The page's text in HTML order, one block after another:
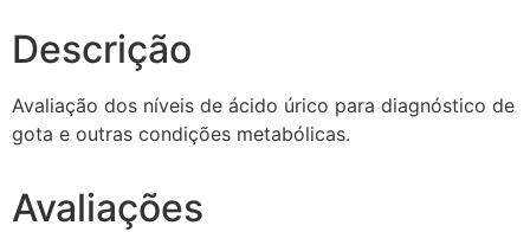
Descrição
Avaliação dos níveis de ácido úrico para diagnóstico de
gota e outras condições metabólicas.
Avaliações